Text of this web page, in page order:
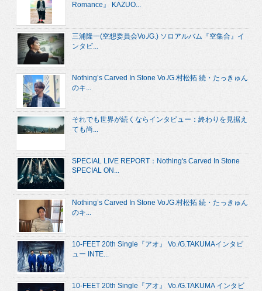
Romance』 KAZUO...
三浦隆一(空想委員会Vo./G.) ソロアルバム『空集合』イ
ンタビ...
Nothing’s Carved In Stone Vo./G.村松拓 続・たっきゅん
のキ...
それでも世界が続くならインタビュー：終わりを見据え
ても尚...
SPECIAL LIVE REPORT：Nothing's Carved In Stone
SPECIAL ON...
Nothing’s Carved In Stone Vo./G.村松拓 続・たっきゅん
のキ...
10-FEET 20th Single『アオ』 Vo./G.TAKUMAインタビ
ュー INTE...
10-FEET 20th Single『アオ』 Vo./G.TAKUMA インタビ